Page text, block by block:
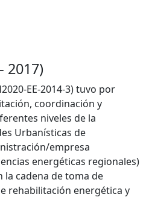
2017)
EE-2014-3) tuvo por
coordinación y
niveles de la
Urbanísticas de
empresa
energéticas regionales)
cadena de toma de
rehabilitación energética y